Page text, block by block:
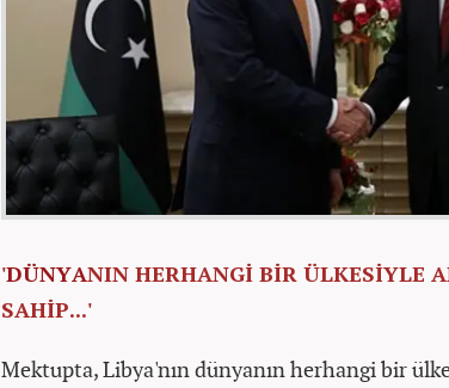
'DÜNYANIN HERHANGİ BİR ÜLKESİYLE
SAHİP...'
Mektupta, Libya'nın dünyanın herhangi bir